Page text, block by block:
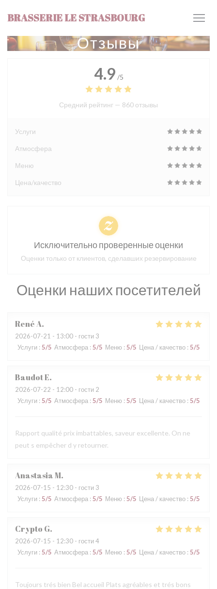
BRASSERIE LE STRASBOURG
Отзывы
Оценки наших посетителей
RenéA
2026-07-21 - 13:00 - гости 3
Услуги : 5/5 Атмосфера : 5/5 Меню : 5/5 Цена / качество : 5/5
BaudotE
2026-07-22 - 12:00 - гости 2
Услуги : 5/5 Атмосфера : 5/5 Меню : 5/5 Цена / качество : 5/5
Rapport qualité prix imbattables, saveur excellente. On ne
peut s empêcher d y retourner.
AnastasiaM
2026-07-15 - 12:30 - гости 3
Услуги : 5/5 Атмосфера : 5/5 Меню : 5/5 Цена / качество : 5/5
Crypto G
2026-07-15 - 12:30 - гости 4
Услуги : 5/5 Атмосфера : 5/5 Меню : 5/5 Цена / качество : 5/5
Toujours trés bien Bel accueil Plats agréables et trés bons
4.9 /5
Средний рейтинг — 860 отзывы
Услуги
Атмосфера
Меню
Цена/качество
Исключительно проверенные оценки
Оценки только от клиентов, сделавших резервирование